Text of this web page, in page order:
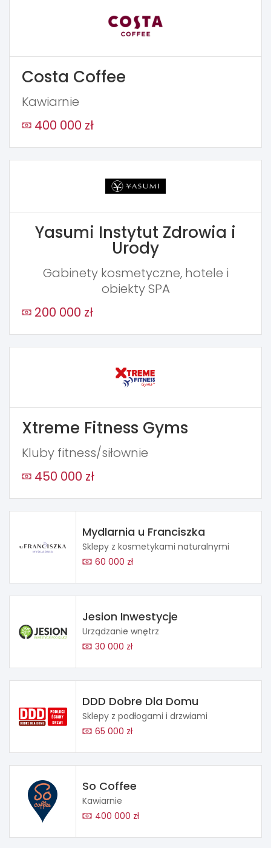
Costa Coffee
Kawiarnie
400 000 zł
Yasumi Instytut Zdrowia i
Urody
Gabinety kosmetyczne, hotele i
obiekty SPA
200 000 zł
Xtreme Fitness Gyms
Kluby fitness/siłownie
450 000 zł
Mydlarnia u Franciszka
Sklepy z kosmetykami naturalnymi
60 000 zł
Jesion Inwestycje
Urządzanie wnętrz
30 000 zł
DDD Dobre Dla Domu
Sklepy z podłogami i drzwiami
65 000 zł
So Coffee
Kawiarnie
400 000 zł